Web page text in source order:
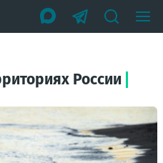
России